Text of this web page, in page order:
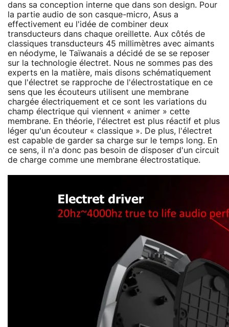
dans sa conception interne que dans son design. Pour
la partie audio de son casque-micro, Asus a
effectivement eu l'idée de combiner deux
transducteurs dans chaque oreillette. Aux côtés de
classiques transducteurs 45 millimètres avec aimants
en néodyme, le Taïwanais a décidé de se se reposer
sur la technologie électret. Nous ne sommes pas des
experts en la matière, mais disons schématiquement
que l'électret se rapproche de l'électrostatique en ce
sens que les écouteurs utilisent une membrane
chargée électriquement et ce sont les variations du
champ électrique qui viennent « animer » cette
membrane. En théorie, l'électret est plus réactif et plus
léger qu'un écouteur « classique ». De plus, l'électret
est capable de garder sa charge sur le temps long. En
ce sens, il n'a donc pas besoin de disposer d'un circuit
de charge comme une membrane électrostatique.